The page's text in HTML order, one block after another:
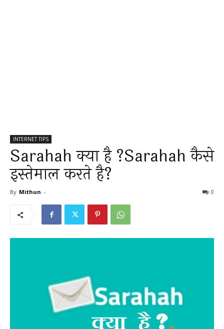
INTERNET TIPS
Sarahah क्या है ?Sarahah कैसे
इस्तेमाल करते है?
By Mithun - 0